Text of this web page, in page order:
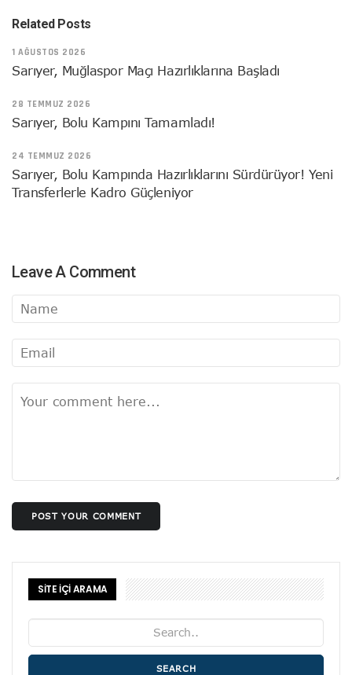
Related Posts
1 AĞUSTOS 2026
Sarıyer, Muğlaspor Maçı Hazırlıklarına Başladı
28 TEMMUZ 2026
Sarıyer, Bolu Kampını Tamamladı!
24 TEMMUZ 2026
Sarıyer, Bolu Kampında Hazırlıklarını Sürdürüyor! Yeni
Transferlerle Kadro Güçleniyor
Leave A Comment
POST YOUR COMMENT
SİTE İÇİ ARAMA
SEARCH